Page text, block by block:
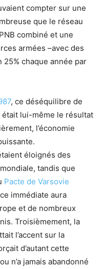
compter sur une
que le réseau
combiné et une
armées –avec des
chaque année par
, ce déséquilibre de
était lui-même le résultat
l’économie
éloignés des
tandis que
Pacte de Varsovie
immédiate aura
et de nombreux
Troisièmement, la
l’accent sur la
d’autant cette
n’a jamais abandonné